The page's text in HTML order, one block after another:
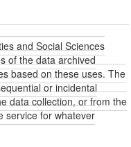
and Social Sciences
of the data archived
based on these uses. The
or incidental
data collection, or from the
service for whatever